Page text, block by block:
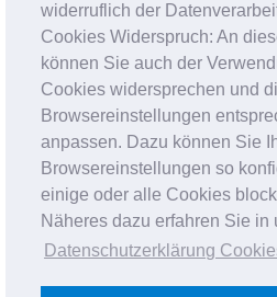
widerruflich der
Cookies Widerspruch: An
können Sie auch der
Cookies widersprechen und
Browsereinstellungen
anpassen. Dazu können Sie
Browsereinstellungen so
einige oder alle Cookies
Näheres dazu erfahren Sie in
Datenschutzerklärung